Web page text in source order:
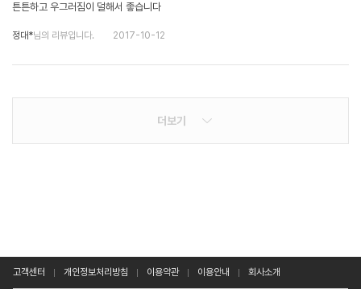
튼튼하고 우그러짐이 덜해서 좋습니다
정대*님의 리뷰입니다. 2017-10-12
더보기
고객센터 개인정보처리방침 이용약관 이용안내 회사소개